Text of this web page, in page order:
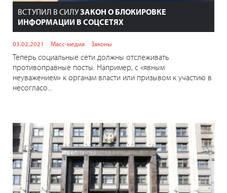
ВСТУПИЛ В СИЛУЗАКОН О БЛОКИРОВКЕ
ИНФОРМАЦИИ В СОЦСЕТЯХ
03.02.2021 Масс-медиа Законы
Теперь социальные сети должны отслеживать
противоправные посты. Например, с «явным
неуважением» к органам власти или призывом к участию в
несогласо...